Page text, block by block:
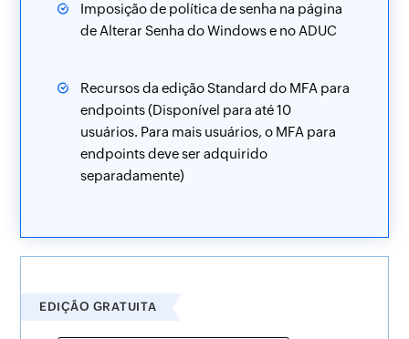
Imposição de política de senha na página
de Alterar Senha do Windows e no ADUC
Recursos da edição Standard do MFA para
endpoints (Disponível para até 10
usuários. Para mais usuários, o MFA para
endpoints deve ser adquirido
separadamente)
EDIÇÃO GRATUITA